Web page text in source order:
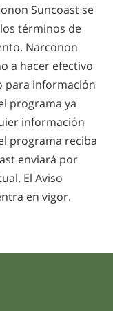
Suncoast se
términos de
Narconon
a hacer efectivo
para información
programa ya
información
programa reciba
enviará por
El Aviso
en vigor.